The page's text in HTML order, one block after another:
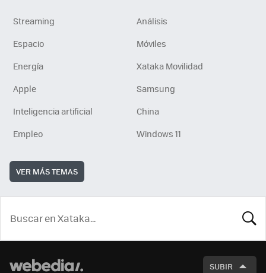
Streaming
Análisis
Espacio
Móviles
Energía
Xataka Movilidad
Apple
Samsung
Inteligencia artificial
China
Empleo
Windows 11
VER MÁS TEMAS
SUBIR